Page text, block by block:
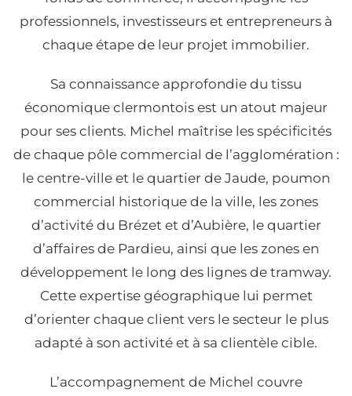
professionnels, investisseurs et entrepreneurs à
chaque étape de leur projet immobilier.
Sa connaissance approfondie du tissu
économique clermontois est un atout majeur
pour ses clients. Michel maîtrise les spécificités
de chaque pôle commercial de l’agglomération :
le centre-ville et le quartier de Jaude, poumon
commercial historique de la ville, les zones
d’activité du Brézet et d’Aubière, le quartier
d’affaires de Pardieu, ainsi que les zones en
développement le long des lignes de tramway.
Cette expertise géographique lui permet
d’orienter chaque client vers le secteur le plus
adapté à son activité et à sa clientèle cible.
L’accompagnement de Michel couvre